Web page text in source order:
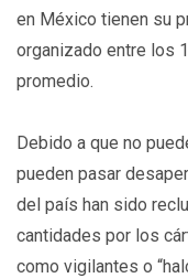
en México tienen su
organizado entre los
promedio.
Debido a que no
pueden pasar
del país han sido
cantidades por los
como vigilantes o